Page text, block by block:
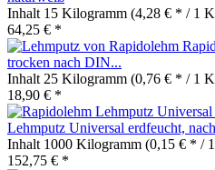
Inhalt 15 Kilogramm (4,28 € * / 1
64,25 € *
trocken nach DIN...
Inhalt25 Kilogramm (0,76 € * / 1
18,90 € *
Lehmputz Universal erdfeucht,
Inhalt 1000 Kilogramm (0,15 € * /
152,75 € *